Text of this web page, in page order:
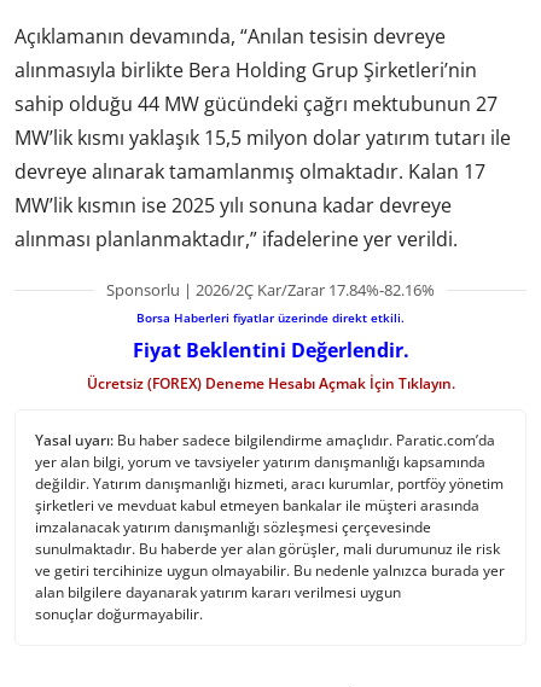
Açıklamanın devamında, “Anılan tesisin devreye
alınmasıyla birlikte Bera Holding Grup Şirketleri’nin
sahip olduğu 44 MW gücündeki çağrı mektubunun 27
MW’lik kısmı yaklaşık 15,5 milyon dolar yatırım tutarı ile
devreye alınarak tamamlanmış olmaktadır. Kalan 17
MW’lik kısmın ise 2025 yılı sonuna kadar devreye
alınması planlanmaktadır,” ifadelerine yer verildi.
Sponsorlu | 2026/2Ç Kar/Zarar 17.84%-82.16%
Borsa Haberleri fiyatlar üzerinde direkt etkili.
Fiyat Beklentini Değerlendir.
Ücretsiz (FOREX) Deneme Hesabı Açmak İçin Tıklayın.
Yasal uyarı: Bu haber sadece bilgilendirme amaçlıdır. Paratic.com’da
yer alan bilgi, yorum ve tavsiyeler yatırım danışmanlığı kapsamında
değildir. Yatırım danışmanlığı hizmeti, aracı kurumlar, portföy yönetim
şirketleri ve mevduat kabul etmeyen bankalar ile müşteri arasında
imzalanacak yatırım danışmanlığı sözleşmesi çerçevesinde
sunulmaktadır. Bu haberde yer alan görüşler, mali durumunuz ile risk
ve getiri tercihinize uygun olmayabilir. Bu nedenle yalnızca burada yer
alan bilgilere dayanarak yatırım kararı verilmesi uygun
sonuçlar doğurmayabilir.